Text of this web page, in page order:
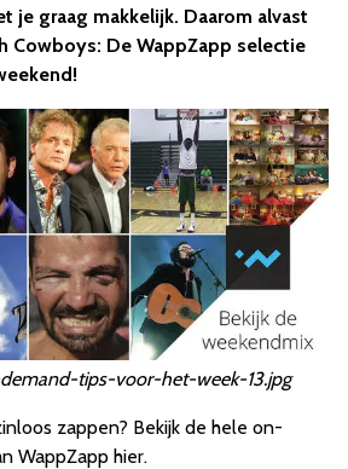
je graag makkelijk. Daarom alvast
Cowboys: De WappZapp selectie
tips-voor-het-week-13.jpg
zappen? Bekijk de hele on-
WappZapp hier.